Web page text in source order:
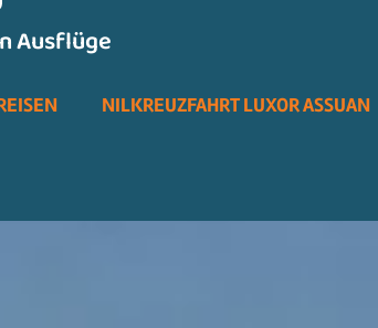
Ausflüge
NILKREUZFAHRT LUXOR ASSUAN